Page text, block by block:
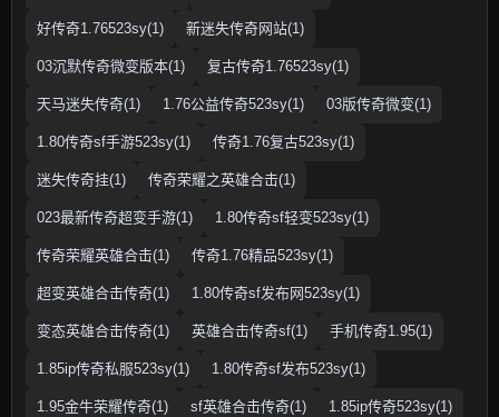
好传奇1.76523sy(1) 新迷失传奇网站(1)
03沉默传奇微变版本(1) 复古传奇1.76523sy(1)
天马迷失传奇(1) 1.76公益传奇523sy(1) 03版传奇微变(1)
1.80传奇sf手游523sy(1) 传奇1.76复古523sy(1)
迷失传奇挂(1) 传奇荣耀之英雄合击(1)
023最新传奇超变手游(1) 1.80传奇sf轻变523sy(1)
传奇荣耀英雄合击(1) 传奇1.76精品523sy(1)
超变英雄合击传奇(1) 1.80传奇sf发布网523sy(1)
变态英雄合击传奇(1) 英雄合击传奇sf(1) 手机传奇1.95(1)
1.85ip传奇私服523sy(1) 1.80传奇sf发布523sy(1)
1.95金牛荣耀传奇(1) sf英雄合击传奇(1) 1.85ip传奇523sy(1)